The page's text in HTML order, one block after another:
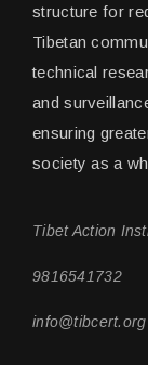
structure for
Tibetan
technical
and
ensuring
society as a
Tibet Action
9816541732
info@tibcert.org